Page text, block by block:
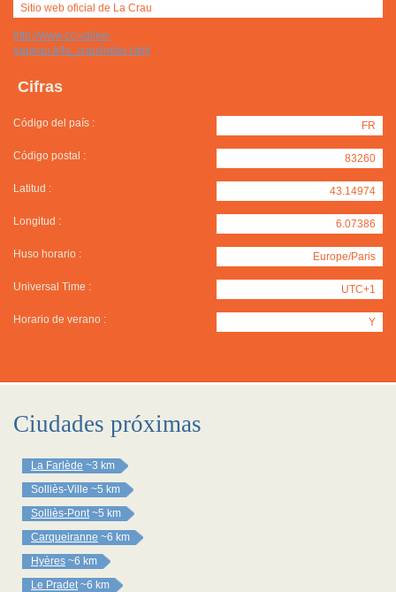
Sitio web oficial de La Crau
http://www.cc-vallee-
gapeau.fr/la_crau/index.html
Cifras
Código del país : FR
Código postal : 83260
Latitud : 43.14974
Longitud : 6.07386
Huso horario : Europe/Paris
Universal Time : UTC+1
Horario de verano : Y
Ciudades próximas
La Farlède ~3 km
Solliès-Ville ~5 km
Solliès-Pont ~5 km
Carqueiranne ~6 km
Hyères ~6 km
Le Pradet ~6 km